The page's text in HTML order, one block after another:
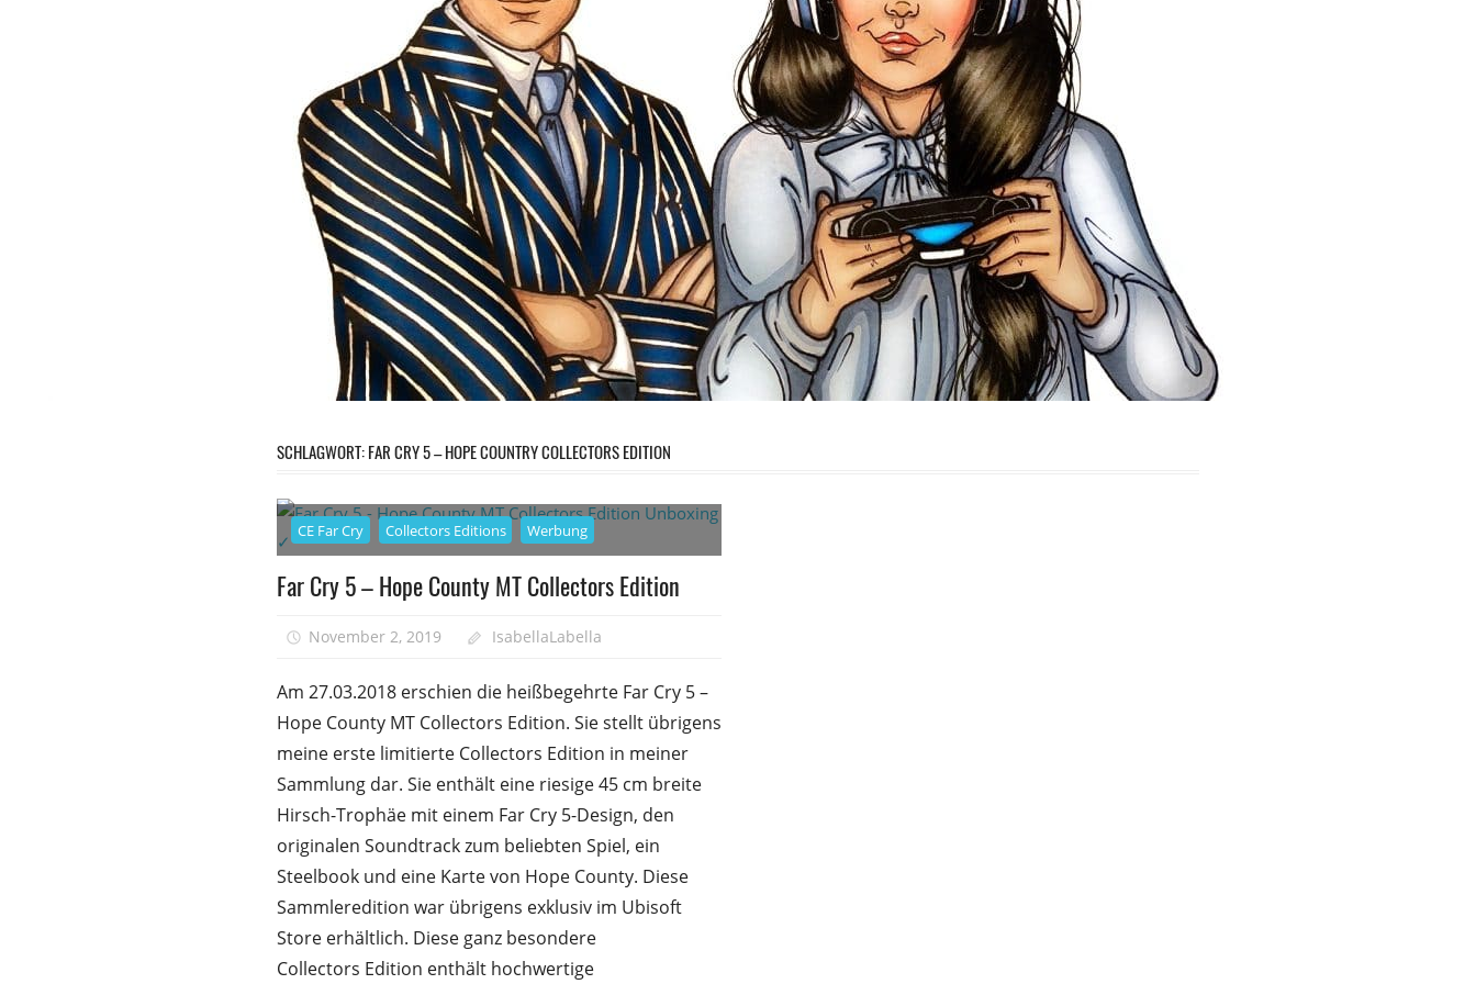
SCHLAGWORT:FAR CRY 5 – HOPE COUNTRY COLLECTORS EDITION
CE Far Cry Collectors Editions Werbung
Far Cry 5 – Hope County MT Collectors Edition
November 2, 2019 IsabellaLabella
Am 27.03.2018 erschien die heißbegehrte Far Cry 5 –
Hope County MT Collectors Edition. Sie stellt übrigens
meine erste limitierte Collectors Edition in meiner
Sammlung dar. Sie enthält eine riesige 45 cm breite
Hirsch-Trophäe mit einem Far Cry 5-Design, den
originalen Soundtrack zum beliebten Spiel, ein
Steelbook und eine Karte von Hope County. Diese
Sammleredition war übrigens exklusiv im Ubisoft
Store erhältlich. Diese ganz besondere
Collectors Edition enthält hochwertige